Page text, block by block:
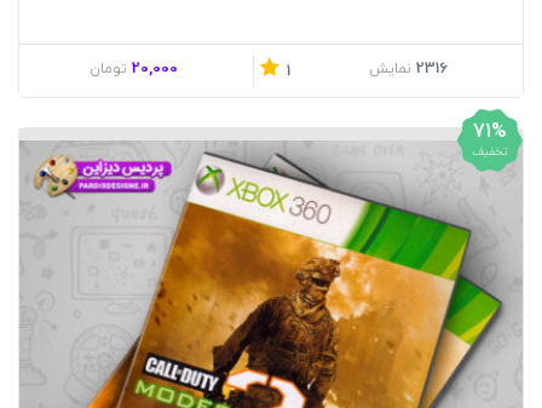
2316 نمایش 1
20,000 تومان
71%
تخفیف